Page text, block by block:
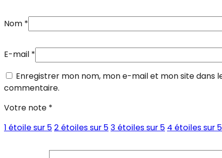
Nom *
E-mail *
Enregistrer mon nom, mon e-mail et mon site dans
commentaire.
Votre note *
1 étoile sur 5 2 étoiles sur 5 3 étoiles sur 5 4 étoiles sur 5